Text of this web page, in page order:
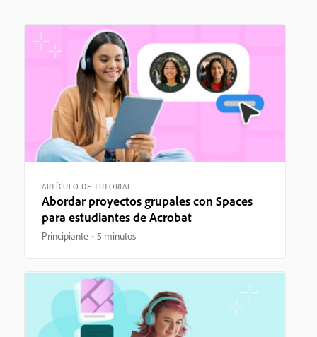
ARTÍCULO DE TUTORIAL
Abordar proyectos grupales con Spaces
para estudiantes de Acrobat
Principiante 5 minutos